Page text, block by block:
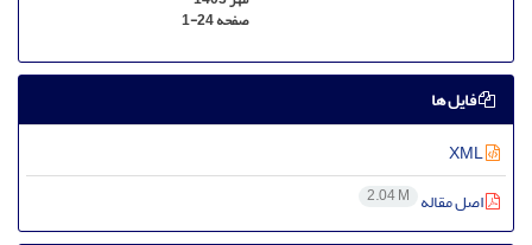
صفحه1-24
فایل ها
اصل مقاله 2.04 M